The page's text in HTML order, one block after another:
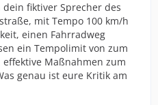
fiktiver Sprecher des
mit Tempo 100 km/h
einen Fahrradweg
ein Tempolimit von zum
Maßnahmen zum
genau ist eure Kritik am